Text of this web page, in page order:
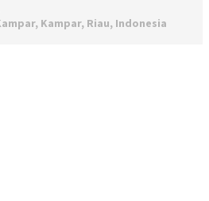
Kampar, Riau, Indonesia